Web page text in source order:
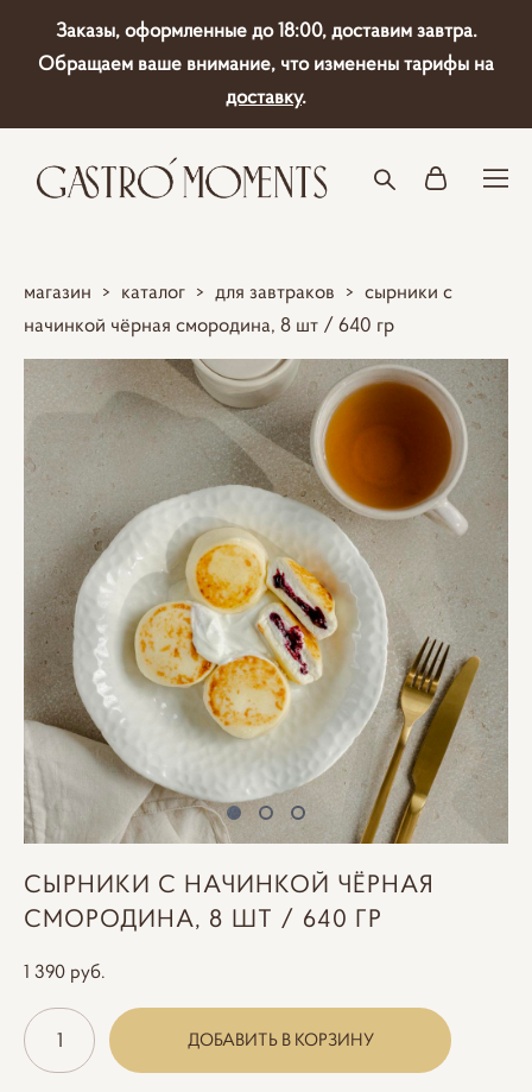
Заказы, оформленные до 18:00, доставим завтра.
Обращаем ваше внимание, что изменены тарифы на
доставку.
магазин > каталог > для завтраков > сырники с
начинкой чёрная смородина, 8 шт / 640 гр
СЫРНИКИ С НАЧИНКОЙ ЧЁРНАЯ
СМОРОДИНА, 8 ШТ / 640 ГР
1 390 pуб.
ДОБАВИТЬ В КОРЗИНУ